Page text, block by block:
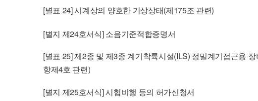
[별표 24] 시계상의 양호한 기상상태(제175조 관련)
[별지 제24호서식] 소음기준적합증명서
[별표 25] 제2종 및 제3종 계기착륙시설(ILS) 정밀계기접근용
항제4호 관련)
[별지 제25호서식] 시험비행 등의 허가신청서